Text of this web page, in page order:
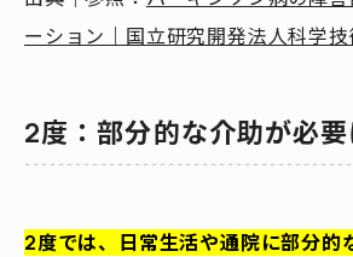
ーション｜国立研究開発法人科学
2度：部分的な介助が必要
2度では、日常生活や通院に部分的